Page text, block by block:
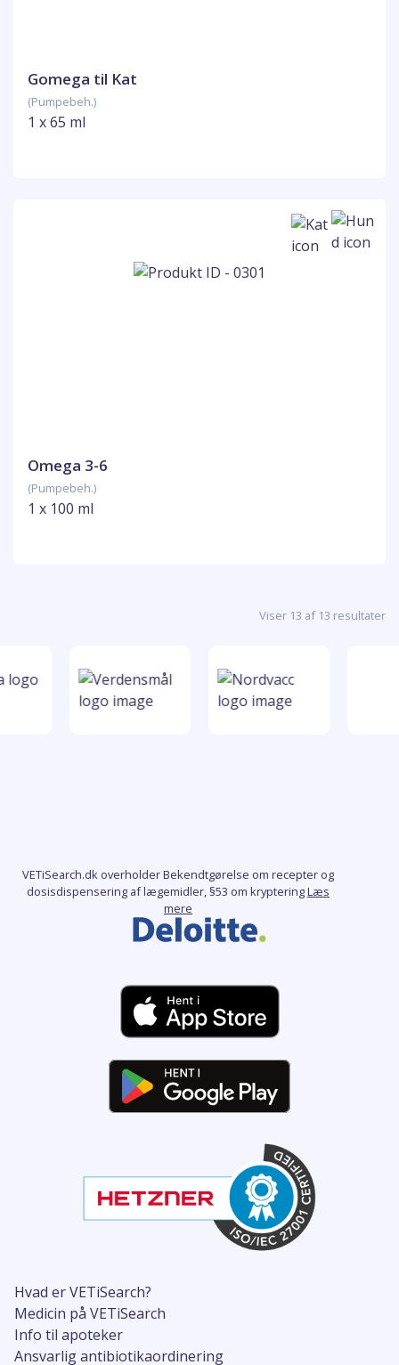
Gomega til Kat
(Pumpebeh.)
1 x 65 ml
Omega 3-6
(Pumpebeh.)
1 x 100 ml
Viser 13 af 13 resultater
Hvad er VETiSearch?
Medicin på VETiSearch
Info til apoteker
Ansvarlig antibiotikaordinering
VETiSearch.dk overholder Bekendtgørelse om recepter og
dosisdispensering af lægemidler, §53 om krypteringLæs
mere